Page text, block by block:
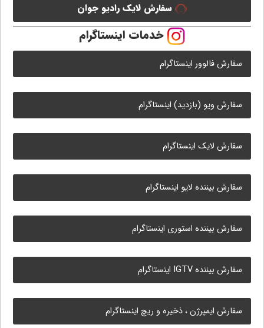
سفارش لایک رادیو جوان
خدمات اینستاگرام
سفارش فالوور اینستاگرام
سفارش ویو (بازدید) اینستاگرام
سفارش لایک اینستاگرام
سفارش بیننده لایو اینستاگرام
سفارش بیننده استوری اینستاگرام
سفارش بیننده IGTV اینستاگرام
سفارش ایمپرژن ، ذخیره و ریچ اینستاگرام